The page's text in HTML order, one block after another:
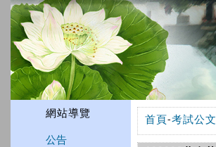
網站導覽
公告
首頁-考試公文